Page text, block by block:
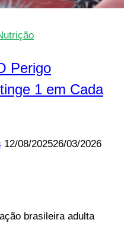
Perigo
1 em Cada
12/08/202526/03/2026
brasileira adulta